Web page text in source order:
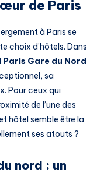
de Paris
à Paris se
choix d’hôtels. Dans
Paris Gare du Nord
sa
Pour ceux qui
de l’une des
hôtel semble être la
ses atouts ?
nord : un